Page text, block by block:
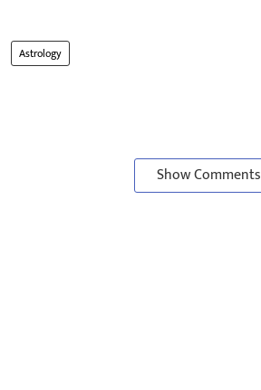
Astrology
Show Comments